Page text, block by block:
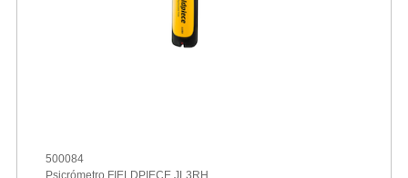
500084
Psicrómetro FIELDPIECE JL3RH